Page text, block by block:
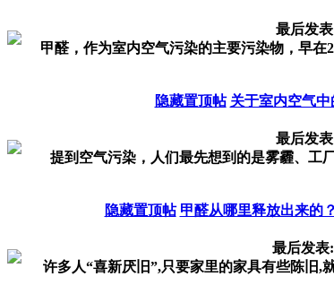
最后发
甲醛，作为室内空气污染的主要污染物，早
隐藏置顶帖 关于室内空气
最后发
提到空气污染，人们最先想到的是雾霾、工厂
隐藏置顶帖 甲醛从哪里释放出来的
最后发表:
许多人“喜新厌旧”,只要家里的家具有些陈旧,